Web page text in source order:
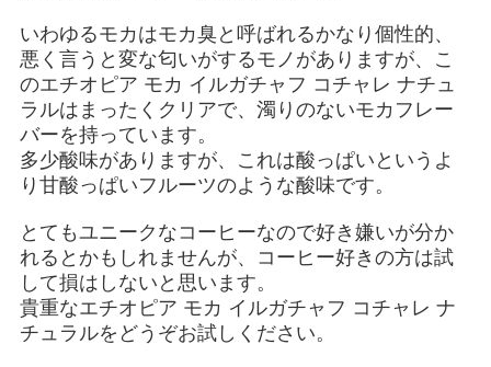
いわゆるモカはモカ臭と呼ばれるかなり個性的、
悪く言うと変な匂いがするモノがありますが、こ
のエチオピア モカ イルガチャフ コチャレ ナチュ
ラルはまったくクリアで、濁りのないモカフレー
バーを持っています。
多少酸味がありますが、これは酸っぱいというよ
り甘酸っぱいフルーツのような酸味です。
とてもユニークなコーヒーなので好き嫌いが分か
れるとかもしれませんが、コーヒー好きの方は試
して損はしないと思います。
貴重なエチオピア モカ イルガチャフ コチャレ ナ
チュラルをどうぞお試しください。